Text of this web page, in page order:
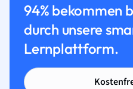
94% bekommen
durch unsere
Lernplattform.